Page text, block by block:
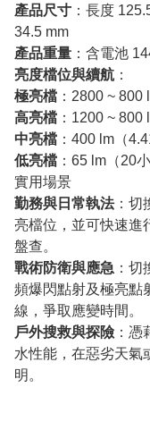
產品尺寸 ：長度
34.5 mm
產品重量 ：含電池
亮度檔位與續航 ：
極亮檔 ：2800 ~ 800
高亮檔 ：1200 ~ 800
中亮檔 ：400 lm（
低亮檔 ：65 lm（20小
實用場景
勤務與日常執法：切
亮檔位，並可快速進
盤查。
戰術防衛與應急 ：
頻爆閃點射及極亮點
線，爭取應變時間。
戶外搜救與探險 ：
水性能，在惡劣天氣
明。